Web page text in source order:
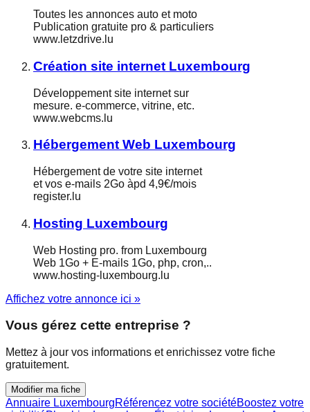
Toutes les annonces auto et moto
Publication gratuite pro & particuliers
www.letzdrive.lu
Création site internet Luxembourg
Développement site internet sur
mesure. e-commerce, vitrine, etc.
www.webcms.lu
Hébergement Web Luxembourg
Hébergement de votre site internet
et vos e-mails 2Go àpd 4,9€/mois
register.lu
Hosting Luxembourg
Web Hosting pro. from Luxembourg
Web 1Go + E-mails 1Go, php, cron,..
www.hosting-luxembourg.lu
Affichez votre annonce ici »
Vous gérez cette entreprise ?
Mettez à jour vos informations et enrichissez votre fiche
gratuitement.
Modifier ma fiche
Annuaire LuxembourgRéférencez votre sociétéBoostez votre